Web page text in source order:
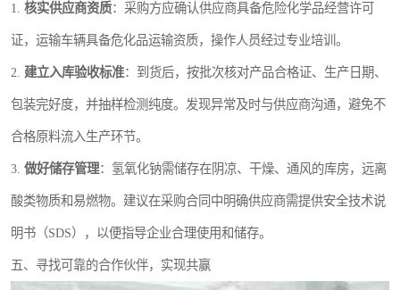
1. 核实供应商资质：采购方应确认供应商具备危险化学品经营许可
证，运输车辆具备危化品运输资质，操作人员经过专业培训。
2. 建立入库验收标准：到货后，按批次核对产品合格证、生产日期、
包装完好度，并抽样检测纯度。发现异常及时与供应商沟通，避免不
合格原料流入生产环节。
3. 做好储存管理：氢氧化钠需储存在阴凉、干燥、通风的库房，远离
酸类物质和易燃物。建议在采购合同中明确供应商需提供安全技术说
明书（SDS），以便指导企业合理使用和储存。
五、寻找可靠的合作伙伴，实现共赢